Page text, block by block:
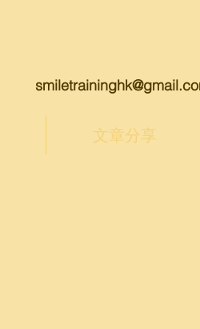
文章分享